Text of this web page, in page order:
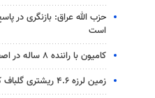
حزب الله عراق: بازنگری در
است
کامیون با راننده ۸ ساله در اصفهان توقیف شد
زمین لرزه ۴.۶ ریشتری گلباف کرمان را لرزاند